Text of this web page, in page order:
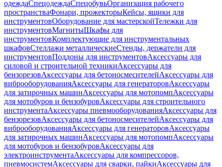
одеждаСпецодеждаСпецобувьОрганизация рабочего
пространстваФонари, прожекторыКейсы, ящики для
инструментовОборудование для мастерскойТележки для
инструментовМагнитыШкафы для
инструментовКомплектующие для инструментальных
шкафовСтеллажи металлическиеСтенды, держатели для
инструментовПоддоны для инструментовАксессуары для
силовой и строительной техникиАксессуары для
бензорезовАксессуары для бетоносмесителейАксессуары для
виброоборудованияАксессуары для генераторовАксессуары
для затирочных машинАксессуары для мотопомпАксессуары
для мотобуров и бензобуровАксессуары для строительного
инструментаАксессуары пневмооборудованияАксессуары для
бензорезовАксессуары для бетоносмесителейАксессуары для
виброоборудованияАксессуары для генераторовАксессуары
для затирочных машинАксессуары для мотопомпАксессуары
для мотобуров и бензобуровАксессуары для
электроинструментаАксессуары для компрессоров,
пневмосистемАксессуары для сварки, пайкиАксессуары для